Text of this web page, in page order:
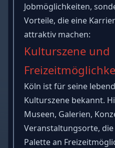
Jobmöglichkeiten,
Vorteile, die eine
attraktiv machen:
Kulturszene und
Köln ist für seine
Kulturszene bekannt.
Museen, Galerien,
Veranstaltungsorte,
Palette an